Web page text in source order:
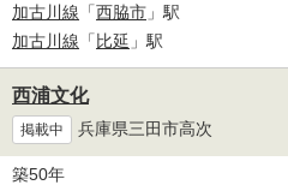
加古川線 「西脇市 」駅
加古川線 「比延 」駅
西浦文化
掲載中 兵庫県三田市高次
築50年